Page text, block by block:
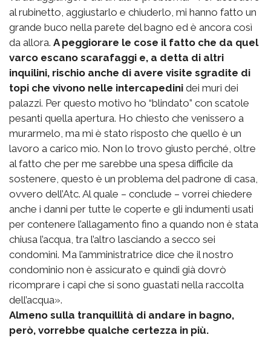
al rubinetto, aggiustarlo e chiuderlo, mi hanno fatto un
grande buco nella parete del bagno ed è ancora così
da allora. A peggiorare le cose il fatto che da quel
varco escano scarafaggi e, a detta di altri
inquilini, rischio anche di avere visite sgradite di
topi che vivono nelle intercapedini dei muri dei
palazzi. Per questo motivo ho “blindato” con scatole
pesanti quella apertura. Ho chiesto che venissero a
murarmelo, ma mi è stato risposto che quello è un
lavoro a carico mio. Non lo trovo giusto perché, oltre
al fatto che per me sarebbe una spesa difficile da
sostenere, questo è un problema del padrone di casa,
ovvero dell’Atc. Al quale – conclude – vorrei chiedere
anche i danni per tutte le coperte e gli indumenti usati
per contenere l’allagamento fino a quando non è stata
chiusa l’acqua, tra l’altro lasciando a secco sei
condomini. Ma l’amministratrice dice che il nostro
condominio non è assicurato e quindi già dovrò
ricomprare i capi che si sono guastati nella raccolta
dell’acqua».
Almeno sulla tranquillità di andare in bagno,
però, vorrebbe qualche certezza in più.